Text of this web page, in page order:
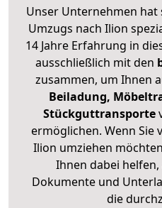
Unser Unternehmen hat
Umzugs nach Ilion
14 Jahre Erfahrung in
ausschließlich mit den
zusammen, um Ihnen
Beiladung,
Stückguttransporte
ermöglichen. Wenn Sie
Ilion umziehen
Ihnen dabei
Dokumente und
die